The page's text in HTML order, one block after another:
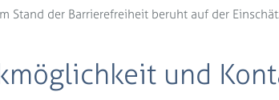
Stand der Barrierefreiheit beruht auf der
und